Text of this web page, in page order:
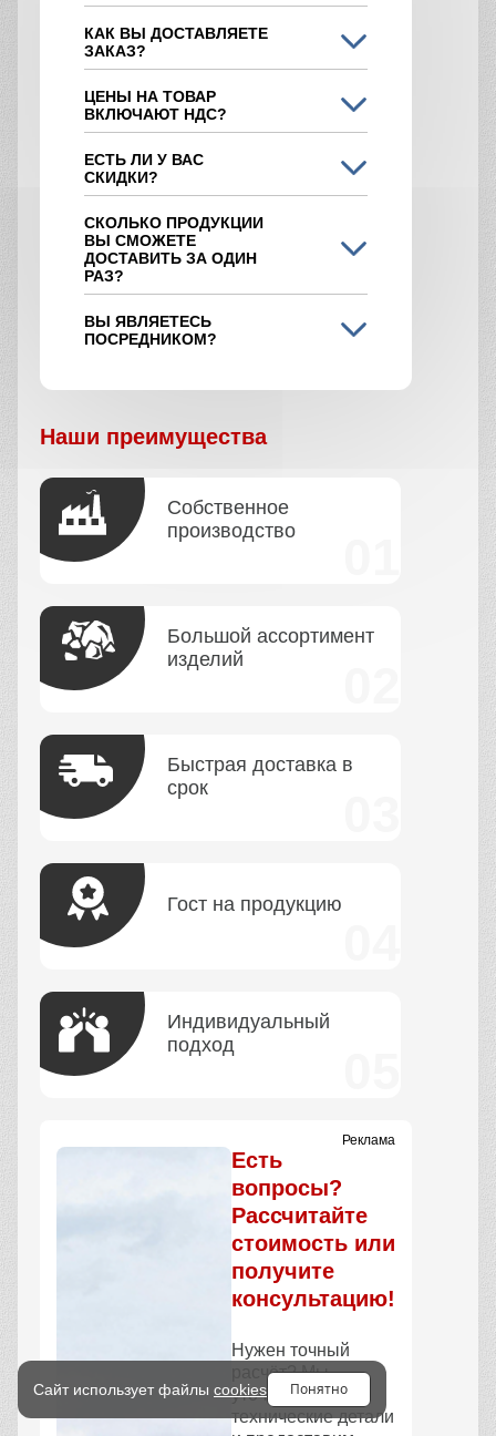
КАК ВЫ ДОСТАВЛЯЕТЕ
ЗАКАЗ?
ЦЕНЫ НА ТОВАР
ВКЛЮЧАЮТ НДС?
ЕСТЬ ЛИ У ВАС
СКИДКИ?
СКОЛЬКО ПРОДУКЦИИ
ВЫ СМОЖЕТЕ
ДОСТАВИТЬ ЗА ОДИН
РАЗ?
ВЫ ЯВЛЯЕТЕСЬ
ПОСРЕДНИКОМ?
Наши преимущества
Собственное
производство
Большой ассортимент
изделий
Быстрая доставка в
срок
Гост на продукцию
Индивидуальный
подход
Реклама
Есть
вопросы?
Рассчитайте
стоимость или
получите
консультацию!
Нужен точный
расчёт? Мы
уточним все
технические детали
Сайт использует файлы cookies Понятно